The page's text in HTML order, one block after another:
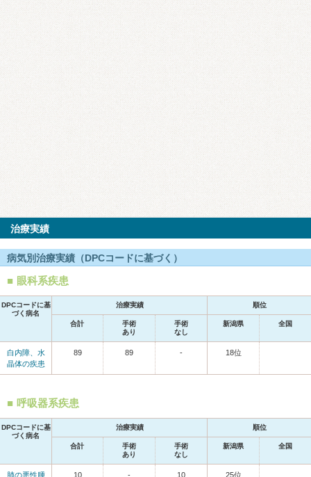
治療実績
病気別治療実績（DPCコードに基づく）
眼科系疾患
DPCコードに基
づく病名
治療実績 順位
合計
手術
あり
手術
なし
新潟県 全国
白内障、水
晶体の疾患
89 89 - 18位
呼吸器系疾患
DPCコードに基
づく病名
治療実績 順位
合計
手術
あり
手術
なし
新潟県 全国
肺の悪性腫
10 - 10 25位